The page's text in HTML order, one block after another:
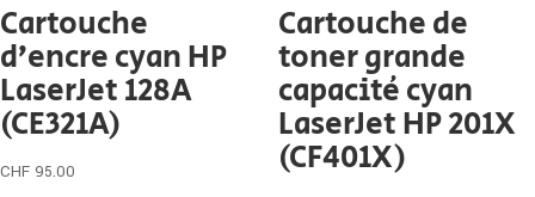
Cartouche
d’encre cyan HP
LaserJet 128A
(CE321A)
CHF 95.00
Cartouche de
toner grande
capacité cyan
LaserJet HP 201X
(CF401X)